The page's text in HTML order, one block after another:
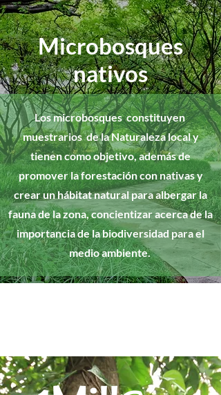
Microbosques
nativos
Los microbosques constituyen
muestrarios de la Naturaleza local y
tienen como objetivo, además de
promover la forestación con nativas y
crear un hábitat natural para albergar la
fauna de la zona, concientizar acerca de la
importancia de la biodiversidad para el
medio ambiente.